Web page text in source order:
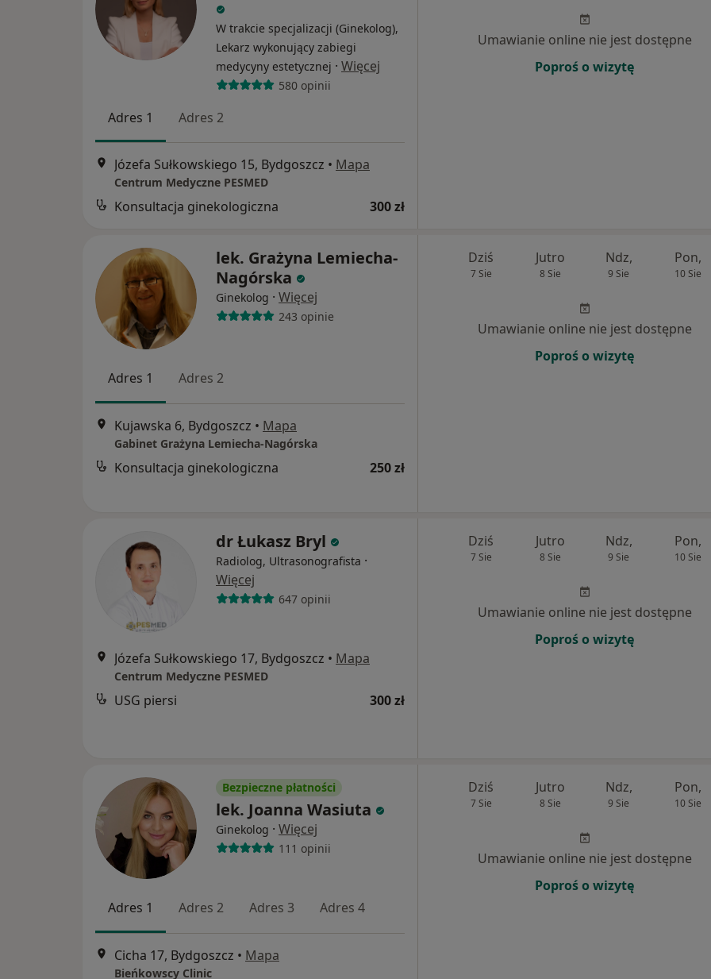
W trakcie specjalizacji (Ginekolog),
Lekarz wykonujący zabiegi
medycyny estetycznej · Więcej
580 opinii
Adres 1 Adres 2
Józefa Sułkowskiego 15, Bydgoszcz • Mapa
Centrum Medyczne PESMED
Konsultacja ginekologiczna 300 zł
Umawianie online nie jest dostępne
Poproś o wizytę
lek. Grażyna Lemiecha-
Nagórska
Ginekolog · Więcej
243 opinie
Adres 1 Adres 2
Kujawska 6, Bydgoszcz • Mapa
Gabinet Grażyna Lemiecha-Nagórska
Konsultacja ginekologiczna 250 zł
Dziś
7 Sie
Jutro
8 Sie
Ndz,
9 Sie
Pon,
10 Sie
Umawianie online nie jest dostępne
Poproś o wizytę
dr Łukasz Bryl
Radiolog, Ultrasonografista ·
Więcej
647 opinii
Józefa Sułkowskiego 17, Bydgoszcz • Mapa
Centrum Medyczne PESMED
USG piersi 300 zł
Dziś
7 Sie
Jutro
8 Sie
Ndz,
9 Sie
Pon,
10 Sie
Umawianie online nie jest dostępne
Poproś o wizytę
Bezpieczne płatności
lek. Joanna Wasiuta
Ginekolog · Więcej
111 opinii
Adres 1 Adres 2 Adres 3 Adres 4
Cicha 17, Bydgoszcz • Mapa
Bieńkowscy Clinic
Dziś
7 Sie
Jutro
8 Sie
Ndz,
9 Sie
Pon,
10 Sie
Umawianie online nie jest dostępne
Poproś o wizytę